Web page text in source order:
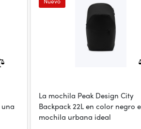
La mochila Peak Design City
Backpack 22L en color negro
mochila urbana ideal